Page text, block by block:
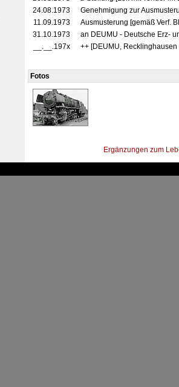
24.08.1973
Genehmigung zur
11.09.1973
Ausmusterung [gemäß Verf.
31.10.1973
an DEUMU - Deutsche Erz-
__.__.197x
++ [DEUMU, Recklinghausen
Fotos
Ergänzungen zum